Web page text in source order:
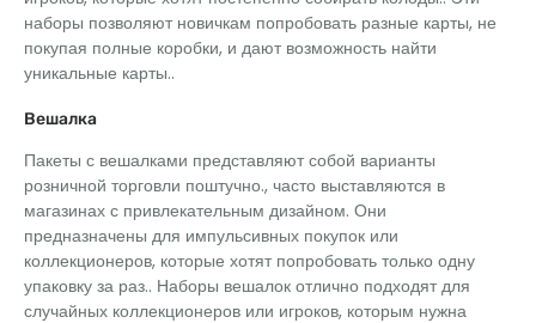
наборы позволяют новичкам попробовать разные карты, не
покупая полные коробки, и дают возможность найти
уникальные карты..
Вешалка
Пакеты с вешалками представляют собой варианты
розничной торговли поштучно., часто выставляются в
магазинах с привлекательным дизайном. Они
предназначены для импульсивных покупок или
коллекционеров, которые хотят попробовать только одну
упаковку за раз.. Наборы вешалок отлично подходят для
случайных коллекционеров или игроков, которым нужна